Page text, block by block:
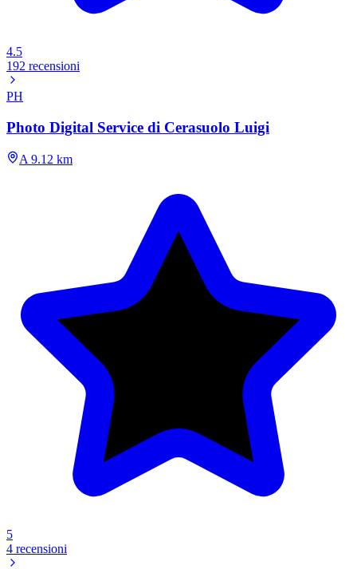
4.5
192 recensioni
PH
Photo Digital Service di Cerasuolo Luigi
A 9.12 km
5
4 recensioni